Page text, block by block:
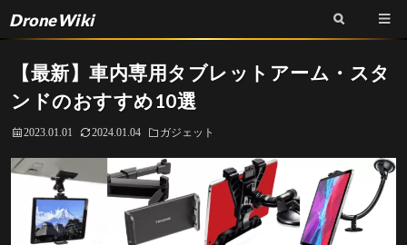
DroneWiki
【最新】車内専用タブレットアーム・スタ
ンドのおすすめ10選
2023.01.01 2024.01.04 ガジェット